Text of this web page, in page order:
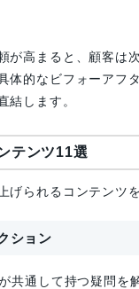
が高まると、顧客は
体的なビフォーアフ
結します。
テンツ11選
げられるコンテンツ
ション
共通して持つ疑問を